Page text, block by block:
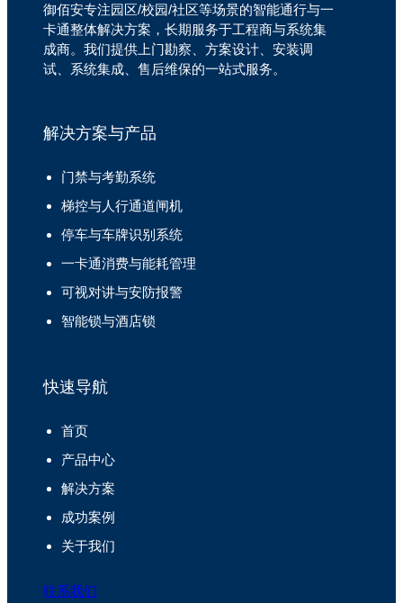
御佰安专注园区/校园/社区等场景的智能通行与一
卡通整体解决方案，长期服务于工程商与系统集
成商。我们提供上门勘察、方案设计、安装调
试、系统集成、售后维保的一站式服务。
解决方案与产品
门禁与考勤系统
梯控与人行通道闸机
停车与车牌识别系统
一卡通消费与能耗管理
可视对讲与安防报警
智能锁与酒店锁
快速导航
首页
产品中心
解决方案
成功案例
关于我们
联系我们